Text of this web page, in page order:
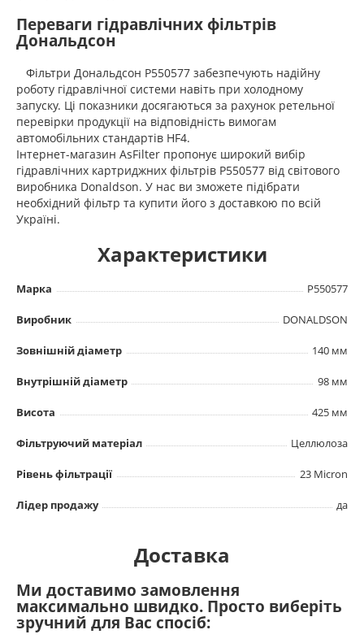
Переваги гідравлічних фільтрів
Дональдсон
Фільтри Дональдсон P550577 забезпечують надійну
роботу гідравлічної системи навіть при холодному
запуску. Ці показники досягаються за рахунок ретельної
перевірки продукції на відповідність вимогам
автомобільних стандартів HF4.
Інтернет-магазин AsFilter пропонує широкий вибір
гідравлічних картриджних фільтрів P550577 від світового
виробника Donaldson. У нас ви зможете підібрати
необхідний фільтр та купити його з доставкою по всій
Україні.
Характеристики
Марка P550577
Виробник DONALDSON
Зовнішній діаметр 140 мм
Внутрішній діаметр 98 мм
Висота 425 мм
Фільтруючий матеріал Целлюлоза
Рівень фільтрації 23 Micron
Лідер продажу да
Доставка
Ми доставимо замовлення
максимально швидко. Просто виберіть
зручний для Вас спосіб: